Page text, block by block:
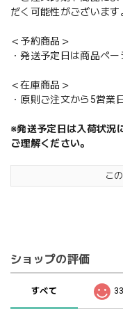
だく可能性がございます
＜予約商品＞
・発送予定日は商品ペー
＜在庫商品＞
・原則ご注文から5営業
※発送予定日は入荷状況
ご理解ください。
こ
ショップの評価
すべて